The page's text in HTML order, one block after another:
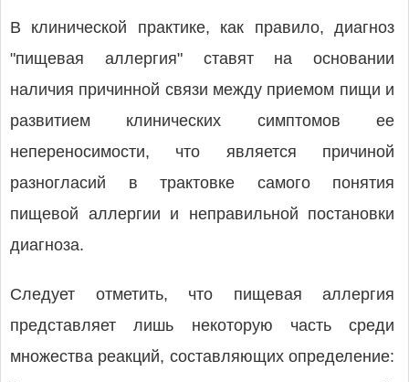
В клинической практике, как правило, диагноз
"пищевая аллергия" ставят на основании
наличия причинной связи между приемом пищи и
развитием клинических симптомов ее
непереносимости, что является причиной
разногласий в трактовке самого понятия
пищевой аллергии и неправильной постановки
диагноза.
Следует отметить, что пищевая аллергия
представляет лишь некоторую часть среди
множества реакций, составляющих определение: